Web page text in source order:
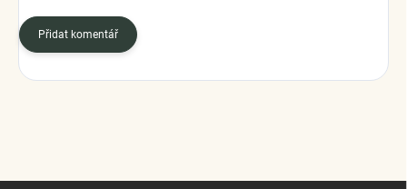
Přidat komentář